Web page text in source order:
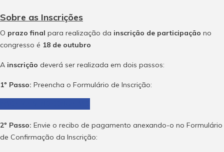
Sobre as Inscrições
O prazo final para realização da inscrição de participação no
congresso é 18 de outubro
A inscrição deverá ser realizada em dois passos:
1º Passo: Preencha o Formulário de Inscrição:
2º Passo: Envie o recibo de pagamento anexando-o no Formulário
de Confirmação da Inscrição: